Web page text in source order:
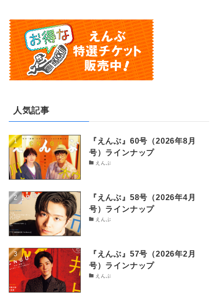
人気記事
『えんぶ』60号（2026年8月
号）ラインナップ
えんぶ
『えんぶ』58号（2026年4月
号）ラインナップ
えんぶ
『えんぶ』57号（2026年2月
号）ラインナップ
えんぶ